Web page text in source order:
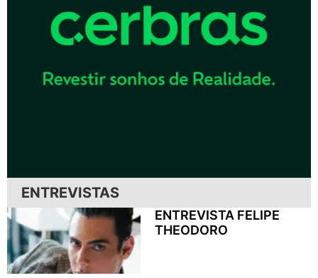
ENTREVISTAS
ENTREVISTA FELIPE
THEODORO